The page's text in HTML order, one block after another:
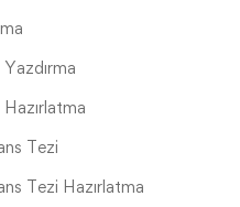
Tezi
Tezi Hazırlatma